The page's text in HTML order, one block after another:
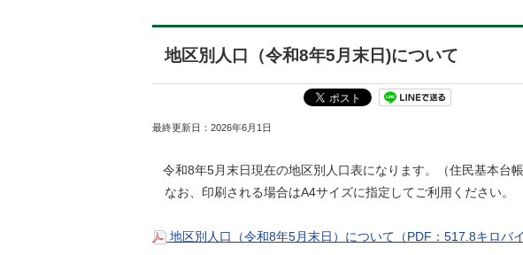
地区別人口（令和8年5月末日)について
最終更新日： 2026年6月1日
令和8年5月末日現在の地区別人口表になります。（住民基本台
なお、印刷される場合はA4サイズに指定してご利用ください。
地区別人口（令和8年5月末日）について（PDF：517.8キロバ